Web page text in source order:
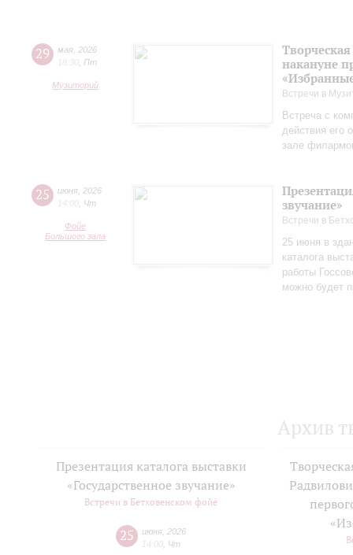
29 мая 2026
18:30 Пт
Музиторий
накануне
Встречи в
Встреча с
действия его
зале
25 июня 2026
14:00 Чт
Фойе
Большого зала
звучание»
Встречи в
25 июня в
каталога
работы
можно будет
Архив
Презентация каталога выставки
«Государственное звучание»
Встречи в Бетховенском фойе
25 июня 2026
14:00 Чт